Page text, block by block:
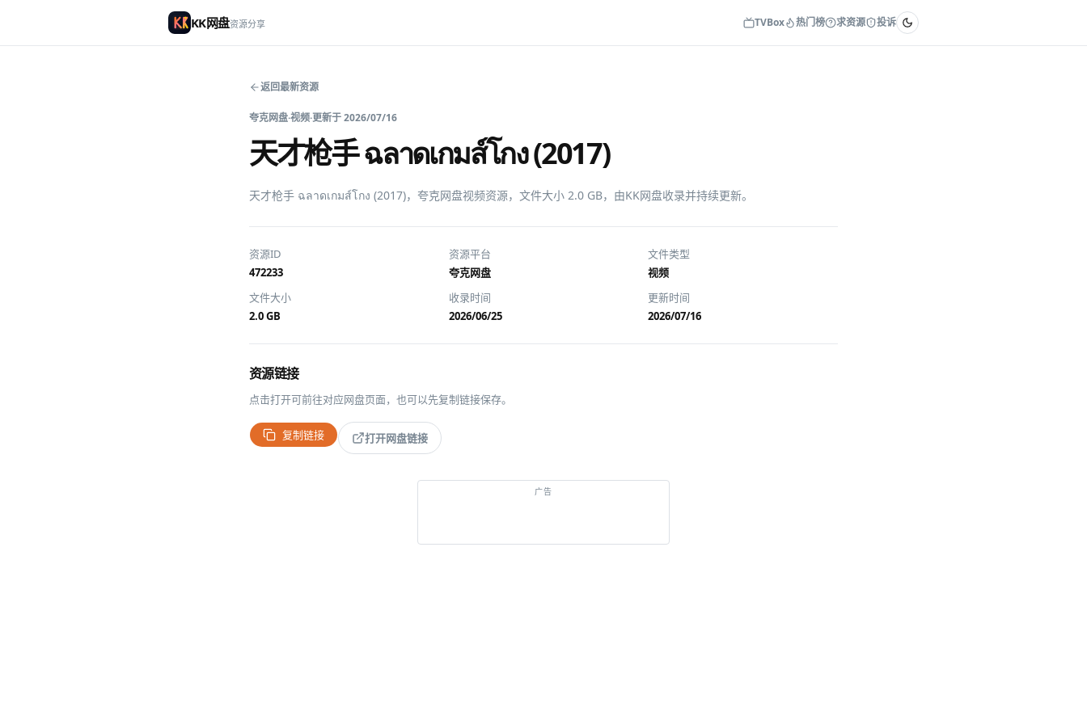
KK网盘资源分享 TVBox 热门榜 求资源 投诉
返回最新资源
夸克网盘·视频·更新于2026/07/16
天才枪手 ฉลาดเกมส์โกง (2017)
天才枪手 ฉลาดเกมส์โกง (2017)，夸克网盘视频资源，文件大小 2.0 GB，由KK网盘收录并持续更新。
资源ID
472233
资源平台
夸克网盘
文件类型
视频
文件大小
2.0 GB
收录时间
2026/06/25
更新时间
2026/07/16
资源链接
点击打开可前往对应网盘页面，也可以先复制链接保存。
复制链接 打开网盘链接
广告